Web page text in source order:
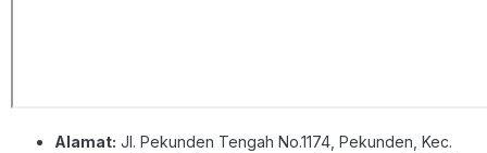
Alamat: Jl. Pekunden Tengah No.1174, Pekunden, Kec.